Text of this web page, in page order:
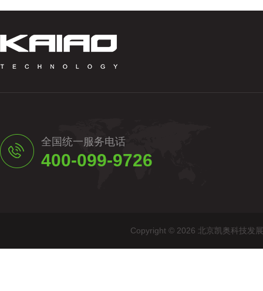
全国统一服务电话
400-099-9726
Copyright © 2026 北京凯奥科技发